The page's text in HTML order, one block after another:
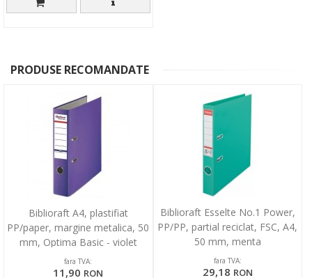
PRODUSE RECOMANDATE
Biblioraft A4, plastifiat
PP/paper, margine metalica, 50
mm, Optima Basic - violet
fara TVA:
11,90 RON
Biblioraft Esselte No.1 Power,
PP/PP, partial reciclat, FSC, A4,
50 mm, menta
fara TVA:
29,18 RON